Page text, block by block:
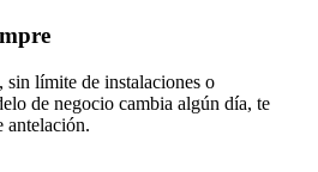
límite de instalaciones o
de negocio cambia algún día, te
antelación.